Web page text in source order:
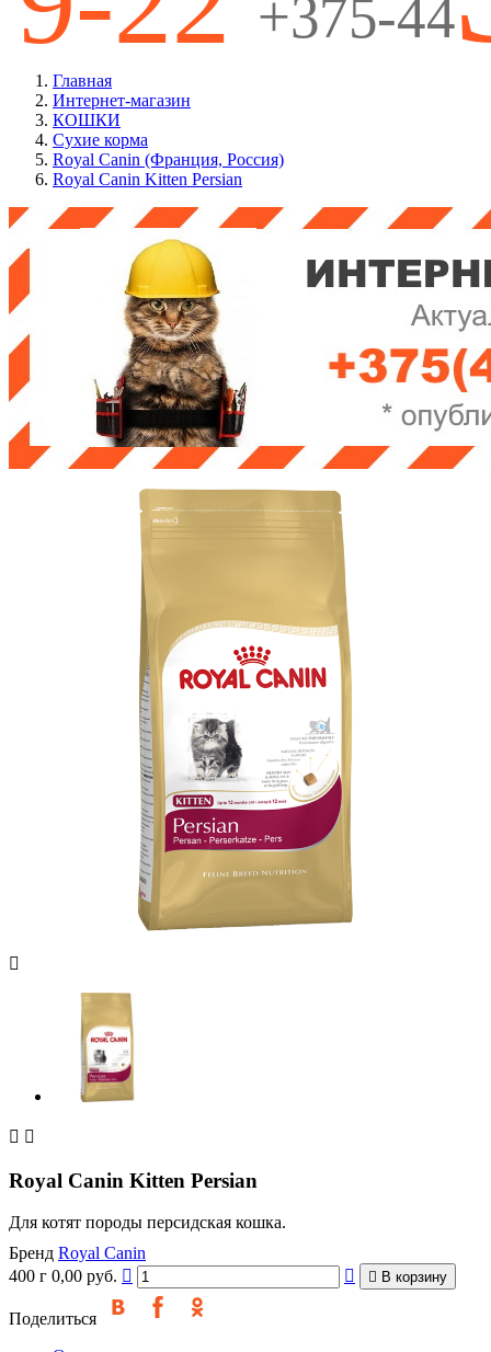
Главная
Интернет-магазин
КОШКИ
Сухие корма
Royal Canin (Франция, Россия)
Royal Canin Kitten Persian

 
Royal Canin Kitten Persian
Для котят породы персидская кошка.
Бренд Royal Canin
400 г 0,00 руб.    В корзину
Поделиться